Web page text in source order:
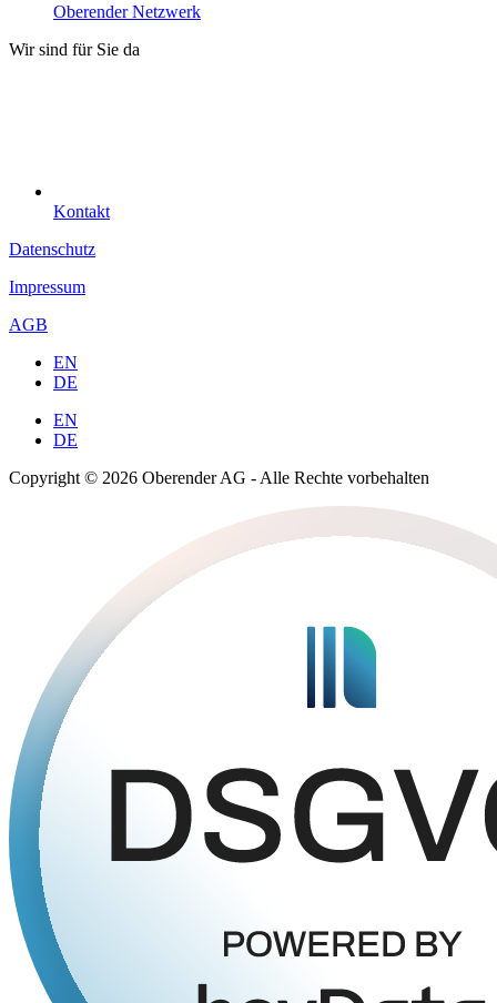
Oberender Netzwerk
Wir sind für Sie da
Kontakt
Datenschutz
Impressum
AGB
EN
DE
EN
DE
Copyright © 2026 Oberender AG - Alle Rechte vorbehalten